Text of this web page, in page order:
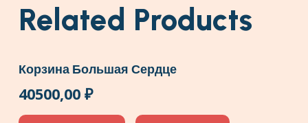
Related Products
Корзина Большая Сердце
40500,00 ₽